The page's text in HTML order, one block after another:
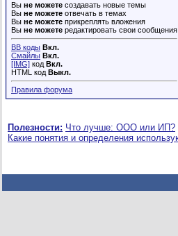
Вы не можете создавать новые темы
Вы не можете отвечать в темах
Вы не можете прикреплять вложения
Вы не можете редактировать свои сообщения
BB коды Вкл.
Смайлы Вкл.
[IMG] код Вкл.
HTML код Выкл.
Правила форума
Полезности: Что лучше: ООО или ИП?
Какие понятия и определения